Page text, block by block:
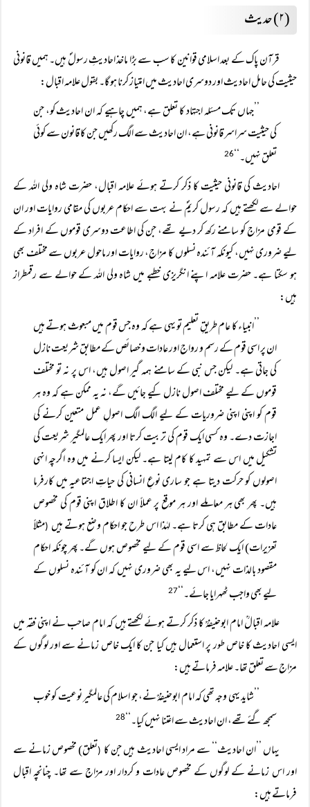
(۲) حدیث
قرآن پاک کے بعد اسلامی قوانین کا سب سے بڑا ماخذ احادیثِ رسولؐ ہیں۔ ہمیں قانونی
حیثیت کی حامل احادیث اور دوسری احادیث میں امتیاز کرنا ہو گا۔ بقول علامہ اقبال:
’’جہاں تک مسئلہ اجتہاد کا تعلق ہے، ہمیں چاہیے کہ ان احادیث کو، جن
کی حیثیت سراسر قانونی ہے، ان احادیث سے الگ رکھیں جن کا قانون سے کوئی
تعلق نہیں۔‘‘
26
احادیث کی قانونی حیثیت کا ذکر کرتے ہوئے علامہ اقبال، حضرت شاہ ولی اللہ کے
حوالے سے لکھتے ہیں کہ رسول کریمؐ نے بہت سے احکام عربوں کی مقامی روایات اور ان
کے قومی مزاج کو سامنے رکھ کر دیے تھے، جن کی اطاعت دوسری قوموں کے افراد کے
لیے ضروری نہیں، کیونکہ آئندہ نسلوں کا مزاج، روایات اور ماحول عربوں سے مختلف بھی
ہو سکتا ہے۔ حضرت علامہ اپنے انگریزی خطبے میں شاہ ولی اللہ کے حوالے سے رقمطراز
ہیں:
’’انبیاء کا عام طریقِ تعلیم تو یہی ہے کہ وہ جس قوم میں مبعوث ہوتے ہیں
ان پر اسی قوم کے رسم و رواج اور عادات و خصائص کے مطابق شریعت نازل
کی جاتی ہے۔ لیکن جس نبی کے سامنے ہمہ گیر اصول ہیں، اس پر نہ تو مختلف
قوموں کے لیے مختلف اصول نازل کیے جائیں گے، نہ یہ ممکن ہے کہ وہ ہر
قوم کو اپنی اپنی ضروریات کے لیے الگ الگ اصولِ عمل متعین کرنے کی
اجازت دے۔ وہ کسی ایک قوم کی تربیت کرتا اور پھر ایک عالمگیر شریعت کی
تشکیل میں اس سے تمہید کا کام لیتا ہے۔ لیکن ایسا کرنے میں وہ اگرچہ انہی
اصولوں کو حرکت دیتا ہے جو ساری نوعِ انسانی کی حیاتِ اجتماعیہ میں کارفرما
ہیں۔ پھر بھی ہر معاملے اور ہر موقع پر عملاً ان کا اطلاق اپنی قوم کی مخصوص
عادات کے مطابق ہی کرتا ہے۔ لہٰذا اس طرح جو احکام وضع ہوتے ہیں (مثلاً
تعزیرات) ایک لحاظ سے اسی قوم کے لیے مخصوص ہوں گے۔ پھر چونکہ احکام
مقصود بالذات نہیں، اس لیے یہ بھی ضروری نہیں کہ ان کو آئندہ نسلوں کے
لیے بھی واجب ٹھہرایا جائے۔‘‘
27
علامہ اقبالؒ امام ابوحنیفہؒ کا ذکر کرتے ہوئے لکھتے ہیں کہ امام صاحب نے اپنی فقہ میں
ایسی احادیث کا خاص طور پر استعمال ہیں کیا جن کا ایک خاص زمانے سے اور لوگوں کے
مزاج سے تعلق تھا۔ علامہ فرماتے ہیں:
’’شاید یہی وجہ تھی کہ امام ابوحنیفہؒ نے، جو اسلام کی عالمگیر نوعیت کو خوب
سمجھ گئے تھے، ان احادیث سے اعتنا نہیں کیا۔‘‘
28
یہاں ’’ان احادیث‘‘ سے مراد ایسی احادیث ہیں جن کا (تعلق) مخصوص زمانے سے
اور اس زمانے کے لوگوں کے مخصوص عادات و کردار اور مزاج سے تھا۔ چنانچہ اقبال
فرماتے ہیں: